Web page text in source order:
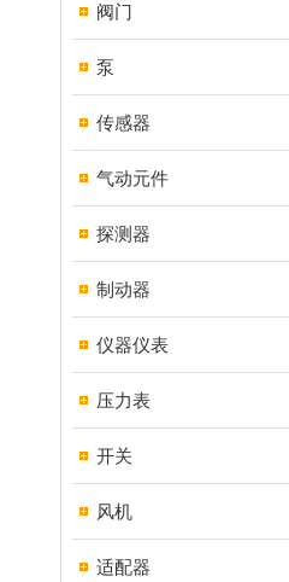
阀门
泵
传感器
气动元件
探测器
制动器
仪器仪表
压力表
开关
风机
适配器